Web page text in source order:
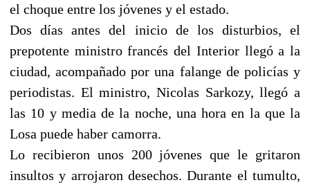
el choque entre los jóvenes y el estado.
Dos días antes del inicio de los disturbios, el
prepotente ministro francés del Interior llegó a la
ciudad, acompañado por una falange de policías y
periodistas. El ministro, Nicolas Sarkozy, llegó a
las 10 y media de la noche, una hora en la que la
Losa puede haber camorra.
Lo recibieron unos 200 jóvenes que le gritaron
insultos y arrojaron desechos. Durante el tumulto,